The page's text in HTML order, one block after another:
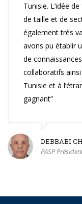
Tunisie. L’idée
de taille et de
également très
avons pu établir
de
collaboratifs
Tunisie et à
gagnant”
DEBBABI
PASP